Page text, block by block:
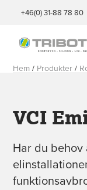
+46(0) 31-88 78 80
Hem / Produkter /
VCI
Har du